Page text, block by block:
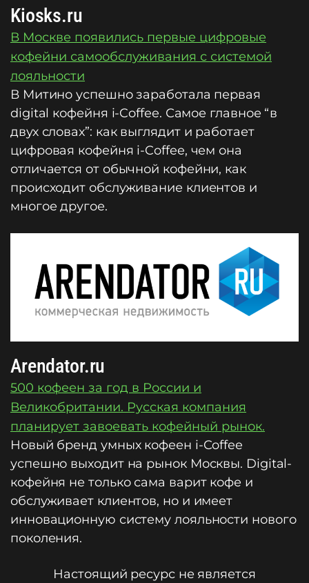
Kiosks.ru
В Москве появились первые цифровые
кофейни самообслуживания с системой
лояльности
В Митино успешно заработала первая
digital кофейня i-Coffee. Самое главное “в
двух словах”: как выглядит и работает
цифровая кофейня i-Coffee, чем она
отличается от обычной кофейни, как
происходит обслуживание клиентов и
многое другое.
Arendator.ru
500 кофеен за год в России и
Великобритании. Русская компания
планирует завоевать кофейный рынок.
Новый бренд умных кофеен i-Coffee
успешно выходит на рынок Москвы. Digital-
кофейня не только сама варит кофе и
обслуживает клиентов, но и имеет
инновационную систему лояльности нового
поколения.
Настоящий ресурс не является